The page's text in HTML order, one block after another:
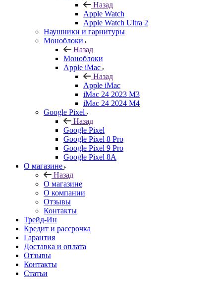
Назад
Apple Watch
Apple Watch Ultra 2
Наушники и гарнитуры
Моноблоки
Назад
Моноблоки
Apple iMac
Назад
Apple iMac
iMac 24 2023 M3
iMac 24 2024 M4
Google Pixel
Назад
Google Pixel
Google Pixel 8 Pro
Google Pixel 9 Pro
Google Pixel 8A
О магазине
Назад
О магазине
О компании
Отзывы
Контакты
Трейд-Ин
Кредит и рассрочка
Гарантия
Доставка и оплата
Отзывы
Контакты
Статьи